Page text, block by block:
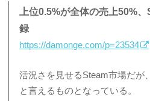
上位0.5%が全体の売上50%
録
https://damonge.com/p=23534
活況さを見せるSteam市場だが
と言えるものとなっている。